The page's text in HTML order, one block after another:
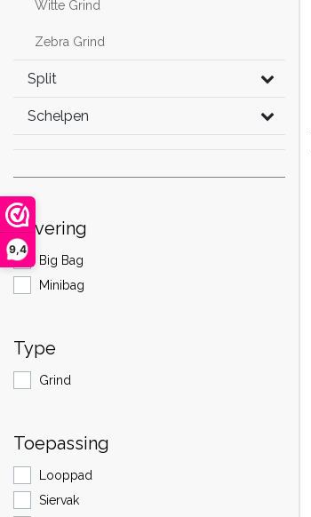
9,4
Witte Grind
Zebra Grind
Split
Schelpen
Levering
Big Bag
Minibag
Type
Grind
Toepassing
Looppad
Siervak